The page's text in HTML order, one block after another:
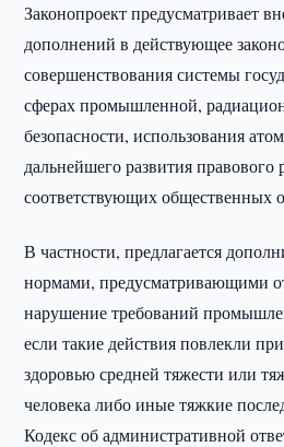
Законопроект предусматривает
дополнений в действующее
совершенствования системы
сферах промышленной,
безопасности, использования
дальнейшего развития правового
соответствующих общественных
В частности, предлагается
нормами, предусматривающими
нарушение требований
если такие действия повлекли
здоровью средней тяжести или
человека либо иные тяжкие
Кодекс об административной